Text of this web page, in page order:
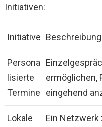
Initiativen:
Initiative Beschreibung
Persona
lisierte
Termine
ermöglichen,
eingehend
Lokale
Ein Netzwerk